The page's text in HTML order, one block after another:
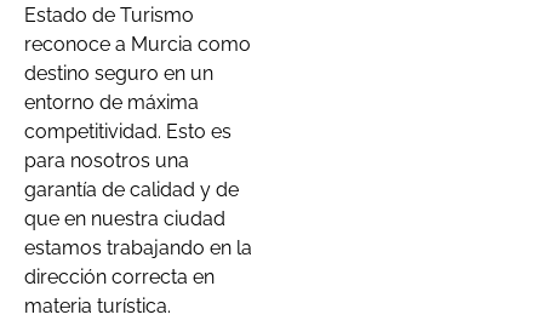
Estado de Turismo
reconoce a Murcia como
destino seguro en un
entorno de máxima
competitividad. Esto es
para nosotros una
garantía de calidad y de
que en nuestra ciudad
estamos trabajando en la
dirección correcta en
materia turística.